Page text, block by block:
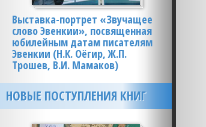
Выставка-портрет «Звучащее
слово Эвенкии», посвященная
юбилейным датам писателям
Эвенкии (Н.К. Оёгир, Ж.П.
Трошев, В.И. Мамаков)
НОВЫЕ ПОСТУПЛЕНИЯ КНИГ